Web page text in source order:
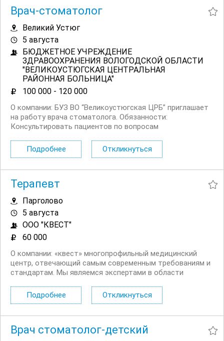
Врач-стоматолог
Великий Устюг
5 августа
БЮДЖЕТНОЕ УЧРЕЖДЕНИЕ
ЗДРАВООХРАНЕНИЯ ВОЛОГОДСКОЙ ОБЛАСТИ
"ВЕЛИКОУСТЮГСКАЯ ЦЕНТРАЛЬНАЯ
РАЙОННАЯ БОЛЬНИЦА"
100 000 - 120 000
О компании: БУЗ ВО “Великоустюгская ЦРБ” приглашает
на работу врача стоматолога. Обязанности:
Консультировать пациентов по вопросам
диагностику заболеваний полости рта и назначать
соответствующее лечение. ...
Подробнее Откликнуться
Терапевт
Парголово
5 августа
ООО "КВЕСТ"
60 000
О компании: «квест» многопрофильный медицинский
центр, отвечающий самым современным требованиям и
стандартам. Мы являемся экспертами в области
направлениям: вакцинация, анализы, педиатрия,
отоларингология, аллергология, пульмонология,...
Подробнее Откликнуться
Врач стоматолог-детский